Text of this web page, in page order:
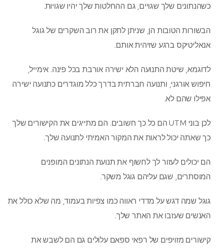
כשהנתונים שלך שגויים, גם ההחלטות שלך יהיו שגויות.
הבשורות הטובות הן, שניתן לתקן את רוב השקרים של גוגל
אנאליטיקס ברגע שזיהית אותם.
לדוגמא, שיטת התנועה הלא ישירה אורבת בכל פינה. אימייל,
חיפוש אורגני, ותנועה חברתית בדרך כלל מוגדרים כתנועה ישירה
אפילו שהם לא.
לכן בוני UTM הם כל כך חשובים. הם מתייגים את הקישורים שלך
כך שאתה יכול לראות את המקור האמיתי לתנועה שלך.
הם יכולים לעזור לך לחשוף את תנועת הנתונים המופנים
המוסתרים, שגם עליהם גוגל משקר.
גוגל שמה דגש על מדדי ראווה כמו צפיות בעמוד, מה שלא כולל את
האנשים שעזבו את האתר שלך.
קישורים מזויפים של רפאי ספאם עלולים גם הם לשבש את